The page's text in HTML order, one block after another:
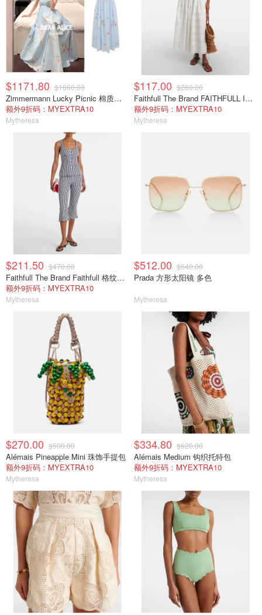
$1171.80 $1860.00
Zimmermann Lucky Picnic 棉质长连衣裙 花卉印花
额外9折码：MYEXTRA10
Mytheresa
$117.00 $260.00
Faithfull The Brand FAITHFULL Isla 短款上衣 白色
额外9折码：MYEXTRA10
Mytheresa
$211.50 $470.00
Faithfull The Brand Faithfull 格纹棉府绸上衣
额外9折码：MYEXTRA10
Mytheresa
$512.00 $640.00
Prada 方形太阳镜 多色
Mytheresa
$270.00 $500.00
Alémais Pineapple Mini 珠饰手提包
额外9折码：MYEXTRA10
Mytheresa
$334.80 $620.00
Alémais Medium 钩织托特包
额外9折码：MYEXTRA10
Mytheresa